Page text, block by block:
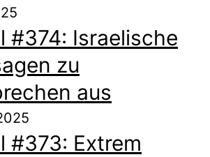
#374: Israelische
zu
aus
#373: Extrem